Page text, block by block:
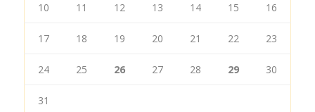
10 11 12 13 14 15 16
17 18 19 20 21 22 23
24 25 26 27 28 29 30
31